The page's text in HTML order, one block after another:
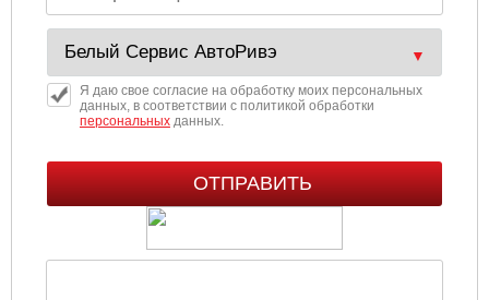
Я даю свое согласие на обработку моих персональных
данных, в соответствии с политикой обработки
персональныхданных.